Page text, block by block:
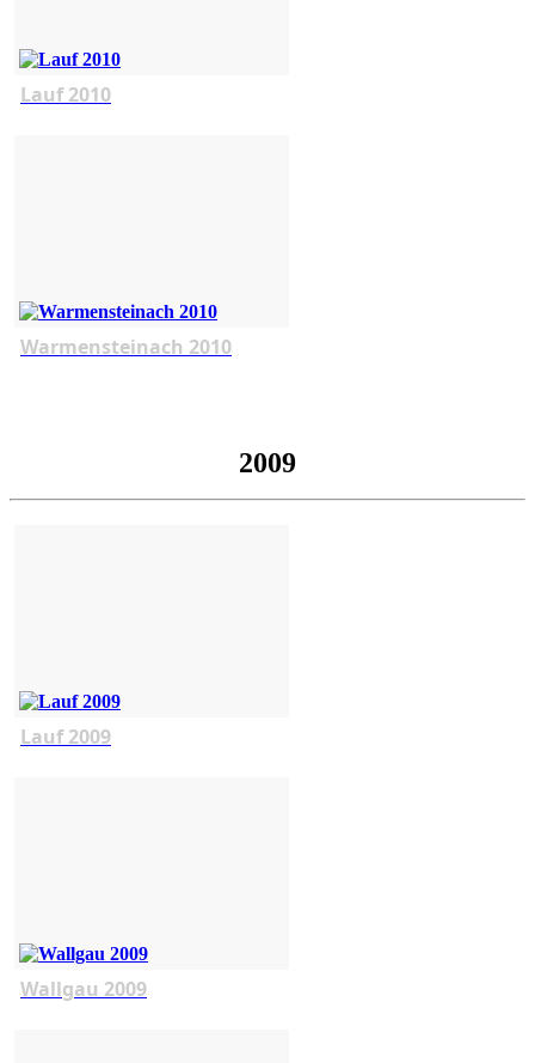
Lauf 2010
Warmensteinach 2010
2009
Lauf 2009
Wallgau 2009